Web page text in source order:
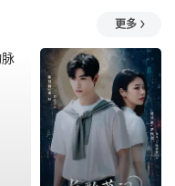
更多